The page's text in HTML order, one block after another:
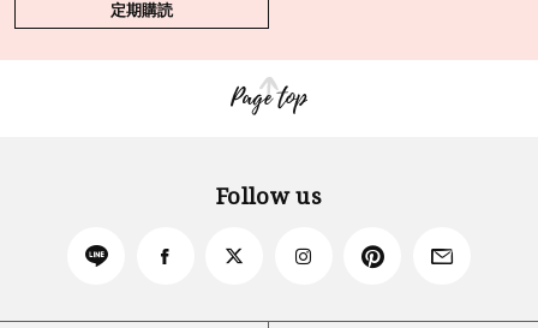
定期購読
Page top
Follow us